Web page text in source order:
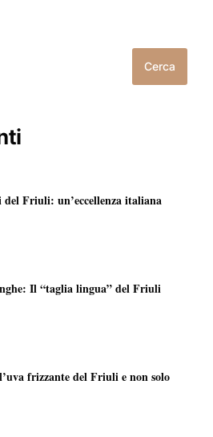
Cerca
del Friuli: un’eccellenza italiana
Il “taglia lingua” del Friuli
frizzante del Friuli e non solo